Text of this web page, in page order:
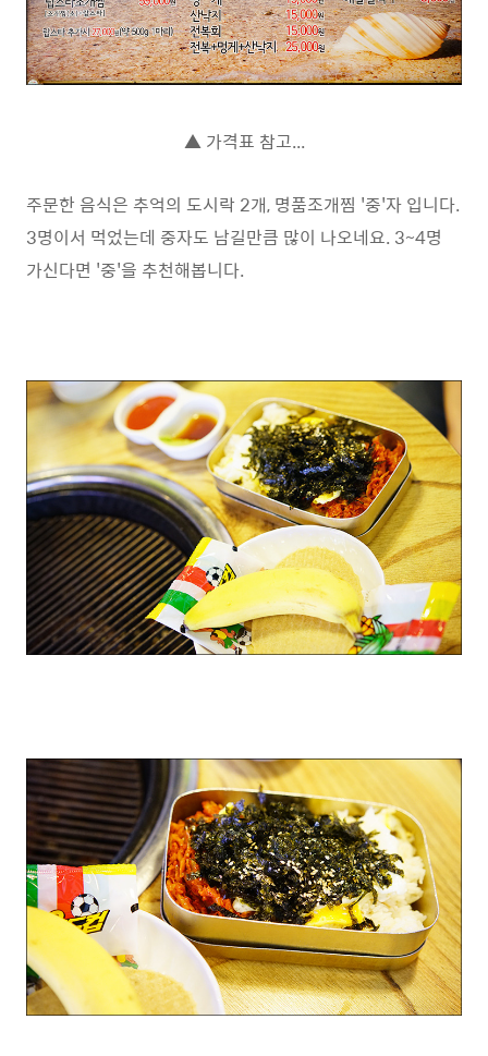
▲ 가격표 참고...
주문한 음식은 추억의 도시락 2개, 명품조개찜 '중'자 입니다.
3명이서 먹었는데 중자도 남길만큼 많이 나오네요. 3~4명
가신다면 '중'을 추천해봅니다.